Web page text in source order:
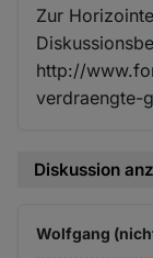
Zur
http://
verdraengte-
Diskussion
Wolfgang